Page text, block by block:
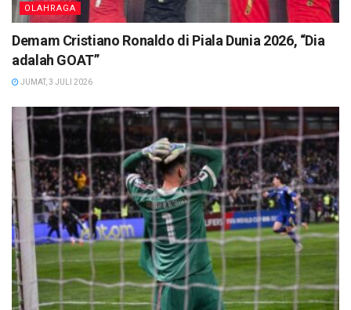
OLAHRAGA
Demam Cristiano Ronaldo di Piala Dunia 2026, “Dia
adalah GOAT”
JUMAT, 3 JULI 2026